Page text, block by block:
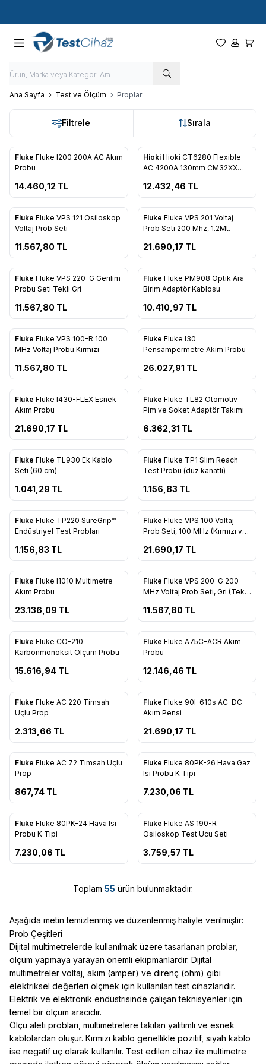
Ana Sayfa Test ve Ölçüm Proplar
Filtrele Sırala
Favorilere Ekle
Fluke Fluke I200 200A AC Akım
Probu
14.460,12 TL
Favorilere Ekle
Hioki Hioki CT6280 Flexible
AC 4200A 130mm CM32XX
12.432,46 TL
Favorilere Ekle
Fluke Fluke VPS 121 Osiloskop
Voltaj Prob Seti
11.567,80 TL
Favorilere Ekle
Fluke Fluke VPS 201 Voltaj
Prob Seti 200 Mhz, 1.2Mt.
21.690,17 TL
Favorilere Ekle
Fluke Fluke VPS 220-G Gerilim
Probu Seti Tekli Gri
11.567,80 TL
Favorilere Ekle
Fluke Fluke PM908 Optik Ara
Birim Adaptör Kablosu
10.410,97 TL
Favorilere Ekle
Fluke Fluke VPS 100-R 100
MHz Voltaj Probu Kırmızı
11.567,80 TL
Favorilere Ekle
Fluke Fluke I30
Pensampermetre Akım Probu
26.027,91 TL
Favorilere Ekle
Fluke Fluke I430-FLEX Esnek
Akım Probu
21.690,17 TL
Favorilere Ekle
Fluke Fluke TL82 Otomotiv
Pim ve Soket Adaptör Takımı
6.362,31 TL
Favorilere Ekle
Fluke Fluke TL930 Ek Kablo
Seti (60 cm)
1.041,29 TL
Favorilere Ekle
Fluke Fluke TP1 Slim Reach
Test Probu (düz kanatlı)
1.156,83 TL
Favorilere Ekle
Fluke Fluke TP220 SureGrip™
Endüstriyel Test Probları
1.156,83 TL
Favorilere Ekle
Fluke Fluke VPS 100 Voltaj
Prob Seti, 100 MHz (Kırmızı ve
21.690,17 TL
Favorilere Ekle
Fluke Fluke I1010 Multimetre
Akım Probu
23.136,09 TL
Favorilere Ekle
Fluke Fluke VPS 200-G 200
MHz Voltaj Prob Seti, Gri (Tekli
11.567,80 TL
Favorilere Ekle
Fluke Fluke CO-210
Karbonmonoksit Ölçüm Probu
15.616,94 TL
Favorilere Ekle
Fluke Fluke A75C-ACR Akım
Probu
12.146,46 TL
Favorilere Ekle
Fluke Fluke AC 220 Timsah
Uçlu Prop
2.313,66 TL
Favorilere Ekle
Fluke Fluke 90I-610s AC-DC
Akım Pensi
21.690,17 TL
Favorilere Ekle
Fluke Fluke AC 72 Timsah Uçlu
Prop
867,74 TL
Favorilere Ekle
Fluke Fluke 80PK-26 Hava Gaz
Isı Probu K Tipi
7.230,06 TL
Favorilere Ekle
Fluke Fluke 80PK-24 Hava Isı
Probu K Tipi
7.230,06 TL
Favorilere Ekle
Fluke Fluke AS 190-R
Osiloskop Test Ucu Seti
3.759,57 TL
Toplam 55 ürün bulunmaktadır.
Aşağıda metin temizlenmiş ve düzenlenmiş haliyle verilmiştir:
Prob Çeşitleri
Dijital multimetrelerde kullanılmak üzere tasarlanan problar,
ölçüm yapmaya yarayan önemli ekipmanlardır. Dijital
multimetreler voltaj, akım (amper) ve direnç (ohm) gibi
elektriksel değerleri ölçmek için kullanılan test cihazlarıdır.
Elektrik ve elektronik endüstrisinde çalışan teknisyenler için
temel bir ölçüm aracıdır.
Ölçü aleti probları, multimetrelere takılan yalıtımlı ve esnek
kablolardan oluşur. Kırmızı kablo genellikle pozitif, siyah kablo
ise negatif uç olarak kullanılır. Test edilen cihaz ile multimetre